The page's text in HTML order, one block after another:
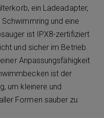
ein Ladeadapter,
und eine
ist IPX8-zertifiziert
und sicher im Betrieb.
Anpassungsfähigkeit
ist der
um kleinere und
Formen sauber zu